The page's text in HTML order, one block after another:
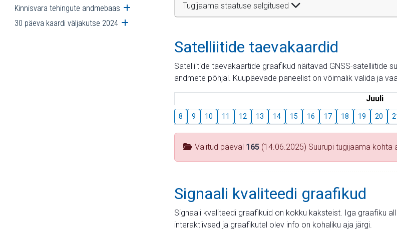
Kinnisvara tehingute andmebaas Ava alammenüü
30 päeva kaardi väljakutse 2024 Ava alammenüü
Tugijaama staatuse selgitused
Satelliitide taevakaardid
Satelliitide taevakaartide graafikud näitavad GNSS-satelliitide
andmete põhjal. Kuupäevade paneelist on võimalik valida ja
Juuli
8 9 10 11 12 13 14 15 16 17 18 19 20
Valitud päeval 165 (14.06.2025) Suurupi tugijaama kohta
Signaali kvaliteedi graafikud
Signaali kvaliteedi graafikuid on kokku kaksteist. Iga graafiku
interaktiivsed ja graafikutel olev info on kohaliku aja järgi.